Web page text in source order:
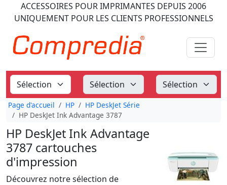
ACCESSOIRES POUR IMPRIMANTES DEPUIS 2006
UNIQUEMENT POUR LES CLIENTS PROFESSIONNELS
Page d'accueil HP
HP DeskJet Série
HP DeskJet Ink Advantage 3787
HP DeskJet Ink Advantage
3787 cartouches
d'impression
Découvrez notre sélection de